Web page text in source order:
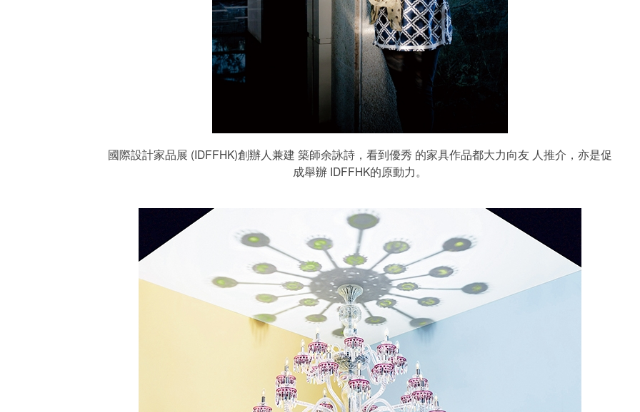
國際設計家品展 (IDFFHK)創辦人兼建 築師余詠詩，看到優秀 的家具作品都大力向友 人推介，亦是促
成舉辦 IDFFHK的原動力。